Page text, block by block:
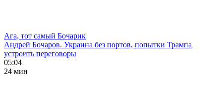
Ага, тот самый Бочарик
Андрей Бочаров. Украина без портов, попытки Трампа
устроить переговоры
05:04
24 мин